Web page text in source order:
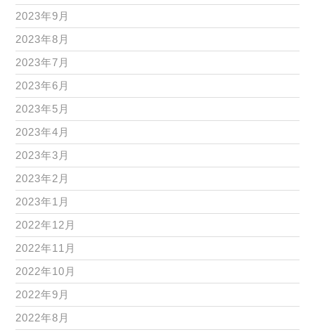
2023年9月
2023年8月
2023年7月
2023年6月
2023年5月
2023年4月
2023年3月
2023年2月
2023年1月
2022年12月
2022年11月
2022年10月
2022年9月
2022年8月